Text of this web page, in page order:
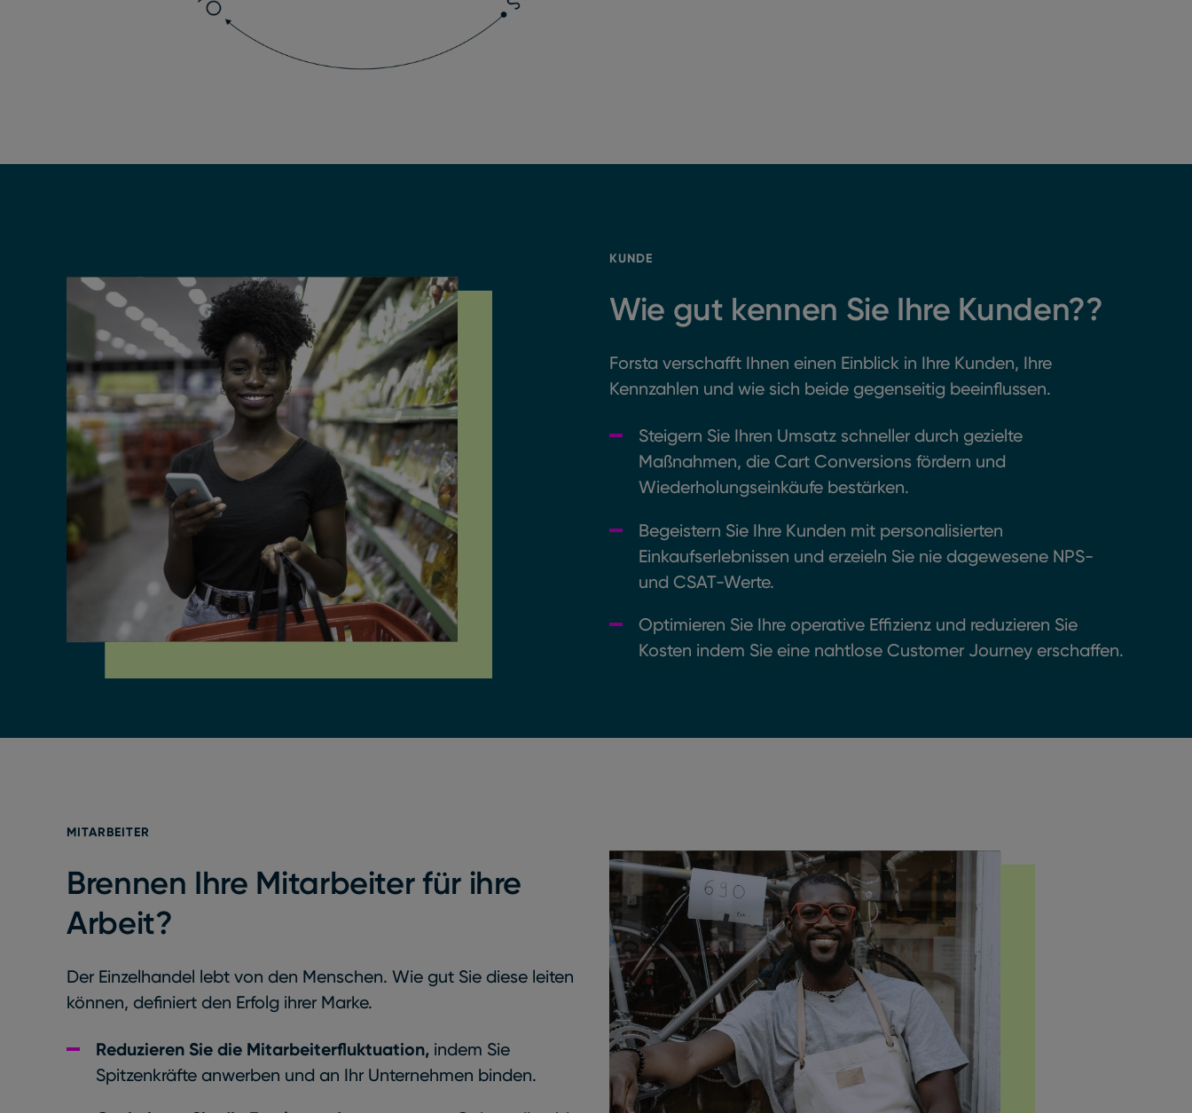
KUNDE
Wie gut kennen Sie Ihre Kunden??
Forsta verschafft Ihnen einen Einblick in Ihre Kunden, Ihre
Kennzahlen und wie sich beide gegenseitig beeinflussen.
Steigern Sie Ihren Umsatz schneller durch gezielte
Maßnahmen, die Cart Conversions fördern und
Wiederholungseinkäufe bestärken.
Begeistern Sie Ihre Kunden mit personalisierten
Einkaufserlebnissen und erzeieln Sie nie dagewesene NPS-
und CSAT-Werte.
Optimieren Sie Ihre operative Effizienz und reduzieren Sie
Kosten indem Sie eine nahtlose Customer Journey erschaffen.
MITARBEITER
Brennen Ihre Mitarbeiter für ihre
Arbeit?
Der Einzelhandel lebt von den Menschen. Wie gut Sie diese leiten
können, definiert den Erfolg ihrer Marke.
Reduzieren Sie die Mitarbeiterfluktuation, indem Sie
Spitzenkräfte anwerben und an Ihr Unternehmen binden.